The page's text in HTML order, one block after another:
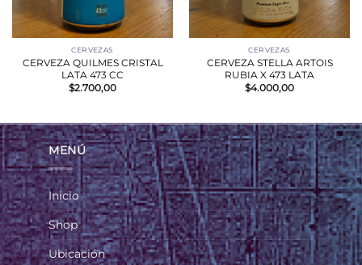
CERVEZAS
CERVEZA QUILMES CRISTAL
LATA 473 CC
$2.700,00
CERVEZAS
CERVEZA STELLA ARTOIS
RUBIA X 473 LATA
$4.000,00
MENÚ
Inicio
Shop
Ubicación